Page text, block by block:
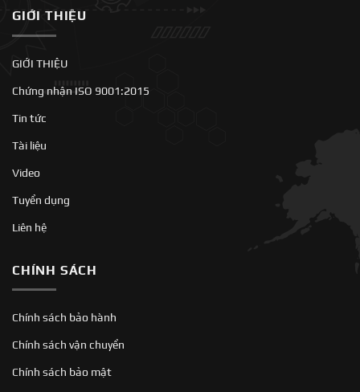
GIỚI THIỆU
GIỚI THIỆU
Chứng nhận ISO 9001:2015
Tin tức
Tài liệu
Video
Tuyển dụng
Liên hệ
CHÍNH SÁCH
Chính sách bảo hành
Chính sách vận chuyển
Chính sách bảo mật